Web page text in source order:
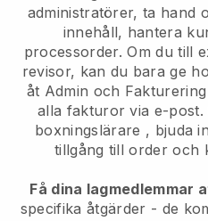
administratörer, ta hand
innehåll, hantera
processorder. Om du till
revisor, kan du bara ge
åt Admin och
alla fakturor via e-post.
boxningslärare , bjuda
tillgång till order och
Få dina lagmedlemmar
specifika åtgärder - de